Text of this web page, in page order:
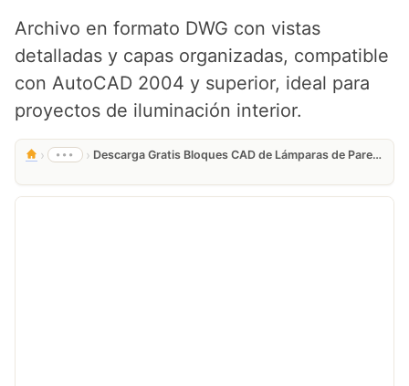
Archivo en formato DWG con vistas
detalladas y capas organizadas, compatible
con AutoCAD 2004 y superior, ideal para
proyectos de iluminación interior.
› ••• › Descarga Gratis Bloques CAD de Lámparas de Pared en DWG